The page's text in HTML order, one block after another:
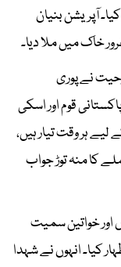
آپریشن بنیان
خاک میں ملا دیا۔
نے پوری
قوم اور اسکی
ہر وقت تیار ہیں،
کا منہ توڑ جواب
خواتین سمیت
کیا۔ انہوں نے شہدا